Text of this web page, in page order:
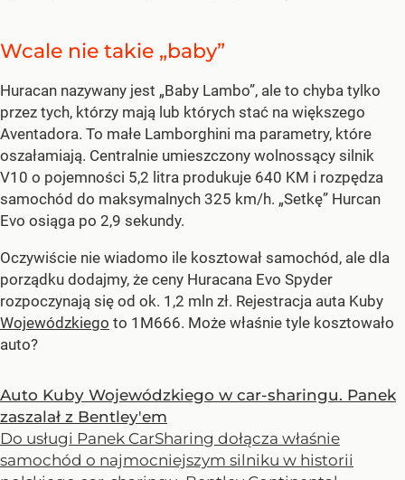
Wcale nie takie „baby”
Huracan nazywany jest „Baby Lambo”, ale to chyba tylko
przez tych, którzy mają lub których stać na większego
Aventadora. To małe Lamborghini ma parametry, które
oszałamiają. Centralnie umieszczony wolnossący silnik
V10 o pojemności 5,2 litra produkuje 640 KM i rozpędza
samochód do maksymalnych 325 km/h. „Setkę” Hurcan
Evo osiąga po 2,9 sekundy.
Oczywiście nie wiadomo ile kosztował samochód, ale dla
porządku dodajmy, że ceny Huracana Evo Spyder
rozpoczynają się od ok. 1,2 mln zł. Rejestracja auta Kuby
Wojewódzkiego to 1M666. Może właśnie tyle kosztowało
auto?
Auto Kuby Wojewódzkiego w car-sharingu. Panek
zaszalał z Bentley'em
Do usługi Panek CarSharing dołącza właśnie
samochód o najmocniejszym silniku w historii